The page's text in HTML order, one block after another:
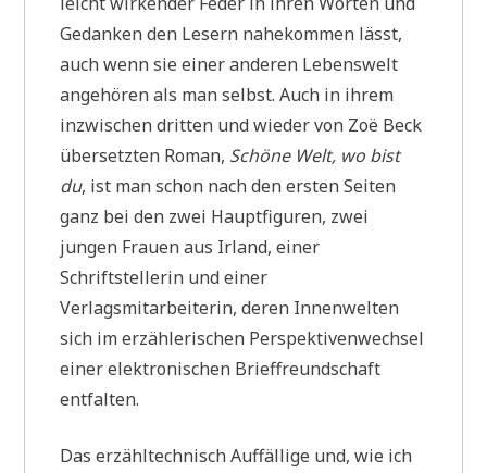
Gedanken den Lesern nahekommen lässt,
auch wenn sie einer anderen Lebenswelt
angehören als man selbst. Auch in ihrem
inzwischen dritten und wieder von Zoë Beck
übersetzten Roman, Schöne Welt, wo bist
du, ist man schon nach den ersten Seiten
ganz bei den zwei Hauptfiguren, zwei
jungen Frauen aus Irland, einer
Schriftstellerin und einer
Verlagsmitarbeiterin, deren Innenwelten
sich im erzählerischen Perspektivenwechsel
einer elektronischen Brieffreundschaft
entfalten.
Das erzähltechnisch Auffällige und, wie ich